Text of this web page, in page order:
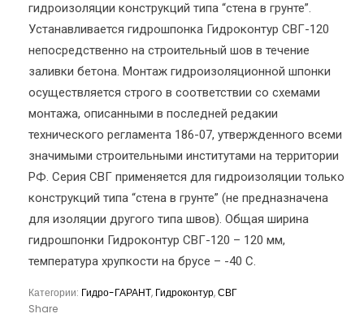
гидроизоляции конструкций типа “стена в грунте”.
Устанавливается гидрошпонка Гидроконтур СВГ-120
непосредственно на строительный шов в течение
заливки бетона. Монтаж гидроизоляционной шпонки
осуществляется строго в соответствии со схемами
монтажа, описанными в последней редакии
технического регламента 186-07, утвержденного всеми
значимыми строительными институтами на территории
РФ. Серия СВГ применяется для гидроизоляции только
конструкций типа “стена в грунте” (не предназначена
для изоляции другого типа швов). Общая ширина
гидрошпонки Гидроконтур СВГ-120 – 120 мм,
температура хрупкости на брусе – -40 С.
Категории: Гидро-ГАРАНТ, Гидроконтур,СВГ
Share